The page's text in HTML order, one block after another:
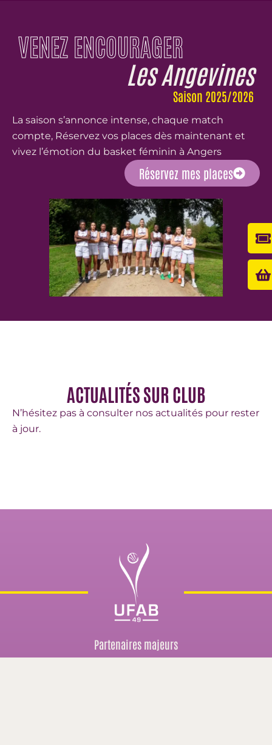
VENEZ ENCOURAGER
Les Angevines
Saison 2025/2026
La saison s’annonce intense, chaque match
compte, Réservez vos places dès maintenant et
vivez l’émotion du basket féminin à Angers
Réservez mes places
ACTUALITÉS SUR CLUB
N’hésitez pas à consulter nos actualités pour rester
à jour.
Partenaires majeurs